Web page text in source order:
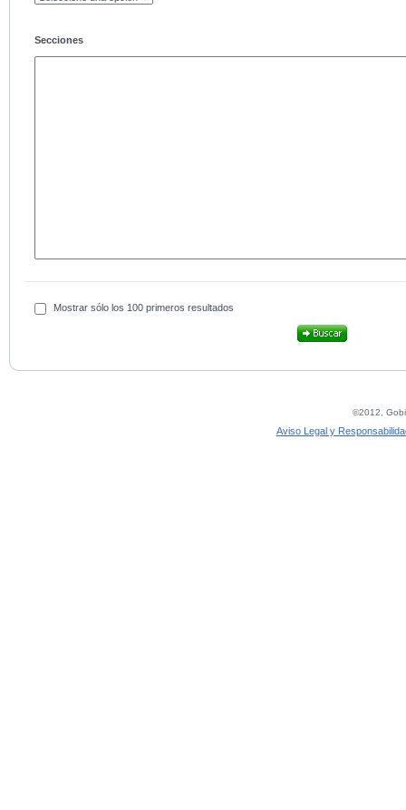
Secciones
Mostrar sólo los 100 primeros resultados
©2012,
Aviso Legal y